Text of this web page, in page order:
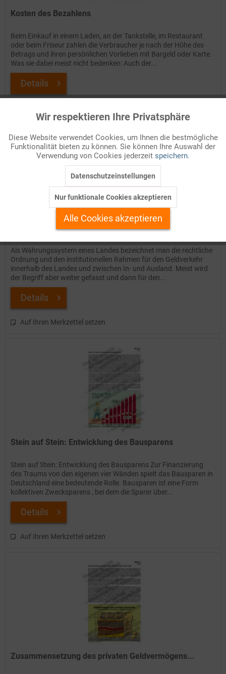
Kosten des Bezahlens
Beim Einkauf in einem Laden, an der Tankstelle, im Restaurant
oder beim Friseur zahlen die Verbraucher je nach der Höhe des
Betrags und ihren persönlichen Vorlieben mit Bargeld oder Karte.
Was sie dabei meist nicht bedenken: Auch der...
Details
Währungssysteme
Als Währungssystem eines Landes bezeichnet man die rechtliche
Ordnung und den institutionellen Rahmen für den Geldverkehr
innerhalb des Landes und zwischen In- und Ausland. Meist wird
der Begriff aber weiter gefasst und dann für den...
Details
Auf Ihren Merkzettel setzen
Stein auf Stein: Entwicklung des Bausparens
Stein auf Stein: Entwicklung des Bausparens Zur Finanzierung
des Traums von den eigenen vier Wänden spielt das Bausparen in
Deutschland eine bedeutende Rolle. Bausparen ist eine Form
kollektiven Zwecksparens , bei dem die Sparer über...
Details
Auf Ihren Merkzettel setzen
Zusammensetzung des privaten Geldvermögens...
Funktionale Aktiv
Marketing Inaktiv
Personalisierung Inaktiv
Service
Wir respektieren Ihre Privatsphäre
Diese Website verwendet Cookies, um Ihnen die bestmögliche
Funktionalität bieten zu können. Sie können Ihre Auswahl der
Verwendung von Cookies jederzeit speichern.
Datenschutzeinstellungen
Nur funktionale Cookies akzeptieren
Alle Cookies akzeptieren